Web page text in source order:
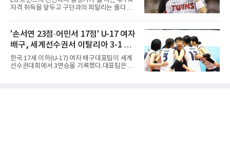
일 치바스 과달라하라전에 이어 침묵했다.전반
1분 다비드 마르티네스가 얻은 페널티킥은 비디
이컵 샤펠버그의 크로스가 걷혀 나오자 에디 세
구라가 페널티아크 왼쪽에서 오
자격 취득을 앞두고 구단과의 피말리는 줄다리
김현수가 FA 시장에서 이적했던 충격적인 선례
가 소환되면서 벌써부터 팬들의 이목이 집중되
는 양상이다.다만 이번 협상은 과거 김현수 케이
스와는 판이하게 다른 환경 속에서 전개될 것으
로 보인다. 선수 측과 구단 간의 시각 차이가 팽
팽히 맞서며 내부 협상 과정은 극심한 진통을 겪
을 가능성이 크지만, 시장 외부에서 불어오는 변
'손서연 23점·어민서 17점' U-17 여자
배구, 세계선수권서 이탈리아 3-1 완
파...조별리그 3연승
한국 17세 이하(U-17) 여자 배구대표팀이 세계
선수권대회에서 3연승을 기록했다.대표팀은 9